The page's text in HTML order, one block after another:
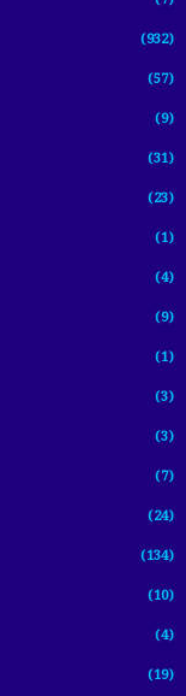
(932)
(57)
(9)
(31)
(23)
(1)
(4)
(9)
(1)
(3)
(3)
(7)
(24)
(134)
(10)
(4)
(19)